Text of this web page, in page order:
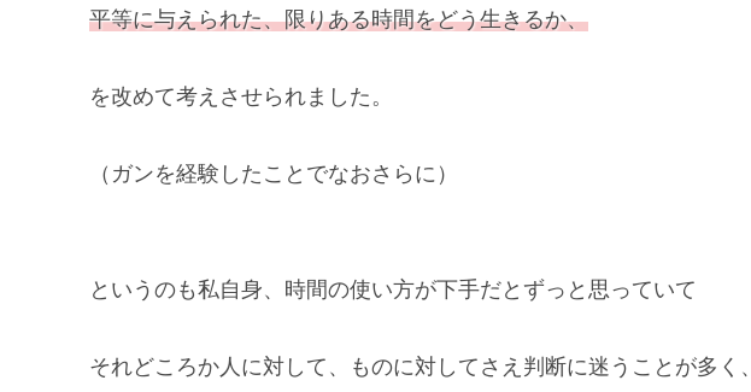
平等に与えられた、限りある時間をどう生きるか、
を改めて考えさせられました。
（ガンを経験したことでなおさらに）
というのも私自身、時間の使い方が下手だとずっと思っていて
それどころか人に対して、ものに対してさえ判断に迷うことが多く、